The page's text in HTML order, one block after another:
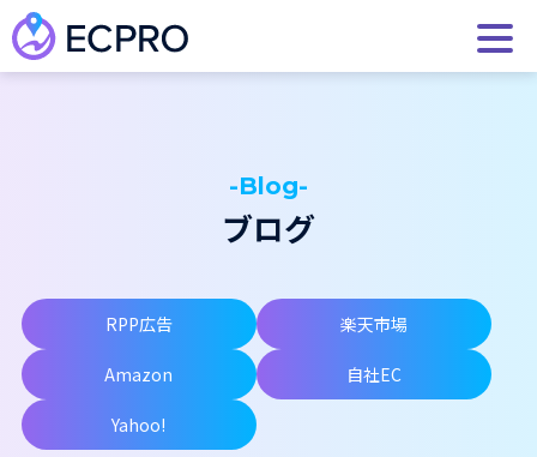
-Blog-
ブログ
RPP広告 楽天市場
Amazon 自社EC
Yahoo!